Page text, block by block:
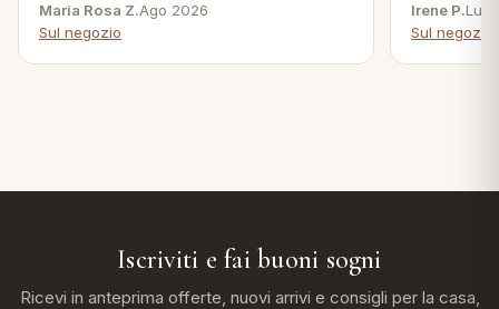
Maria Rosa Z.Ago 2026
Sul negozio
Irene P.Lug
Sul negozio
Iscriviti e fai buoni sogni
Ricevi in anteprima offerte, nuovi arrivi e consigli per la casa,